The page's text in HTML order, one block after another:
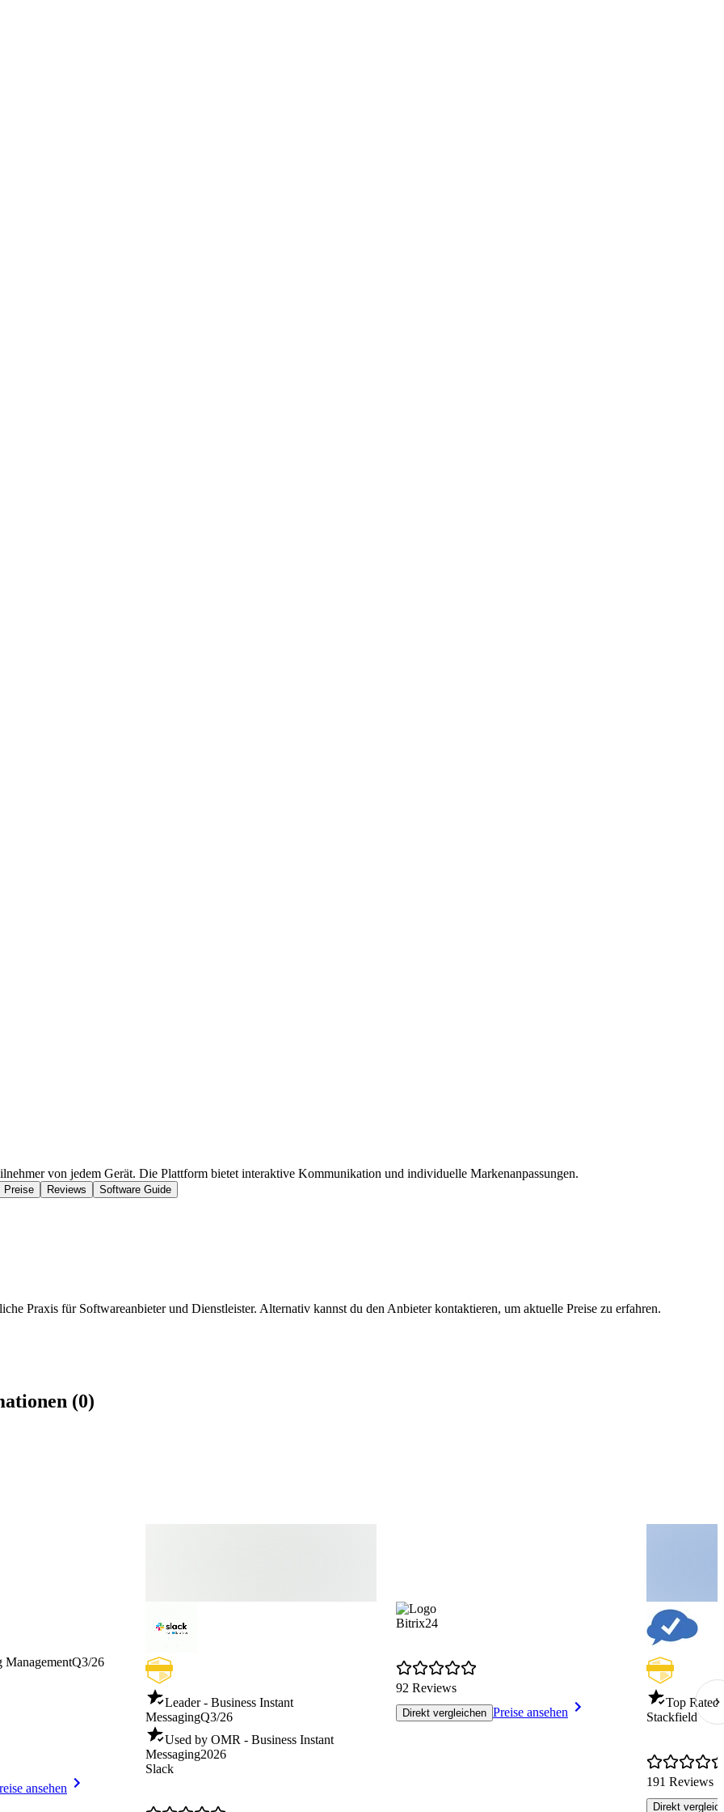
von jedem Gerät. Die Plattform bietet interaktive Kommunikation und individuelle Markenanpassungen.
Preise Reviews Software Guide
Praxis für Softwareanbieter und Dienstleister. Alternativ kannst du den Anbieter kontaktieren, um aktuelle Preise zu erfahren.
(0)
ManagementQ3/26
ansehen
Leader - Business Instant
MessagingQ3/26
Used by OMR - Business Instant
Messaging2026
Slack
Bitrix24
92 Reviews
Direkt vergleichen Preise ansehen
Top Rated
Stackfield
191 Reviews
Direkt